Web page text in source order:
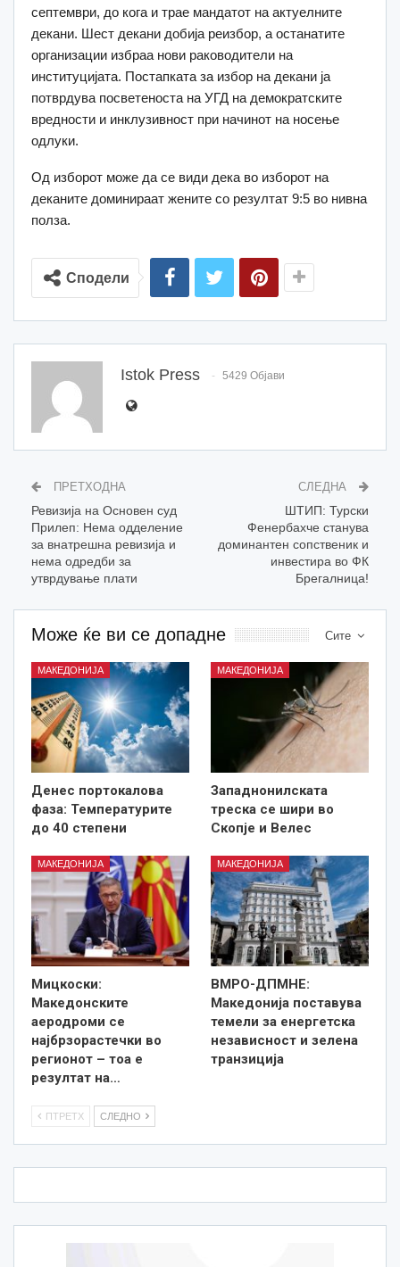
септември, до кога и трае мандатот на актуелните
декани. Шест декани добија реизбор, а останатите
организации избраа нови раководители на
институцијата. Постапката за избор на декани ја
потврдува посветеноста на УГД на демократските
вредности и инклузивност при начинот на носење
одлуки.
Од изборот може да се види дека во изборот на
деканите доминираат жените со резултат 9:5 во нивна
полза.
Сподели
Istok Press 5429 Објави
ПРЕТХОДНА
Ревизија на Основен суд
Прилеп: Нема одделение
за внатрешна ревизија и
нема одредби за
утврдување плати
СЛЕДНА
ШТИП: Турски
Фенербахче станува
доминантен сопственик и
инвестира во ФК
Брегалница!
Сите
Може ќе ви се допадне
МАКЕДОНИЈА
Денес портокалова
фаза: Температурите
до 40 степени
МАКЕДОНИЈА
Западнонилската
треска се шири во
Скопје и Велес
МАКЕДОНИЈА
Мицкоски:
Македонските
аеродроми се
најбрзорастечки во
регионот – тоа е
резултат на…
МАКЕДОНИЈА
ВМРО-ДПМНЕ:
Македонија поставува
темели за енергетска
независност и зелена
транзиција
ПТРЕТХ СЛЕДНО